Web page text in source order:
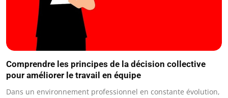
Comprendre les principes de la décision collective
pour améliorer le travail en équipe
Dans un environnement professionnel en constante évolution,